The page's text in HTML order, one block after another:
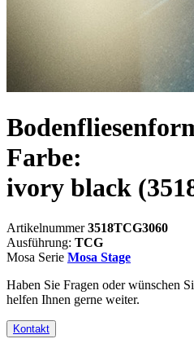
Farbe:
ivory black
Artikelnummer3518TCG3060
Ausführung: TCG
Mosa Serie Mosa Stage
Haben Sie Fragen oder wünschen
helfen Ihnen gerne weiter.
Kontakt